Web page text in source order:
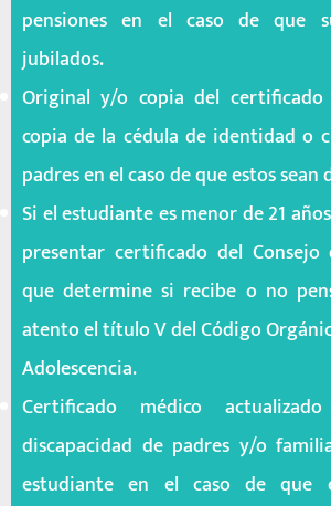
pensiones en el caso de que
jubilados.
Original y/o copia del
copia de la cédula de identidad o
padres en el caso de que estos sean
Si el estudiante es menor de 21
presentar certificado del Consejo
que determine si recibe o no
atento el título V del Código
Adolescencia.
Certificado médico
discapacidad de padres y/o
estudiante en el caso de que